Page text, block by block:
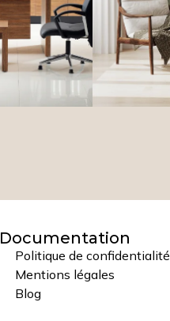
Documentation
Politique de confidentialité
Mentions légales
Blog